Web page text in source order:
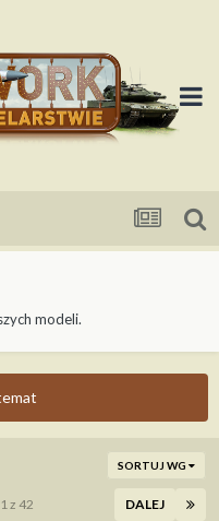
modeli.
SORTUJ WG
DALEJ
z 42